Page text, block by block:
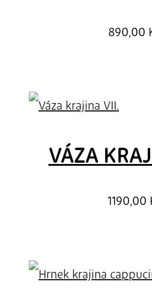
890,00
VÁZA
1190,00